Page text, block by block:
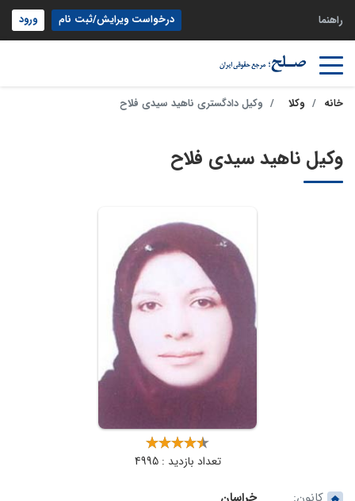
راهنما درخواست ویرایش/ثبت نام ورود
خانه وکلا وکیل دادگستری ناهید سیدی فلاح
وکیل ناهید سیدی فلاح
تعداد بازدید : 4995